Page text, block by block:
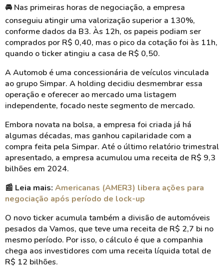
🚘 Nas primeiras horas de negociação, a empresa
conseguiu atingir uma valorização superior a 130%,
conforme dados da B3. Às 12h, os papeis podiam ser
comprados por R$ 0,40, mas o pico da cotação foi às 11h,
quando o ticker atingiu a casa de R$ 0,50.
A Automob é uma concessionária de veículos vinculada
ao grupo Simpar. A holding decidiu desmembrar essa
operação e oferecer ao mercado uma listagem
independente, focado neste segmento de mercado.
Embora novata na bolsa, a empresa foi criada já há
algumas décadas, mas ganhou capilaridade com a
compra feita pela Simpar. Até o último relatório trimestral
apresentado, a empresa acumulou uma receita de R$ 9,3
bilhões em 2024.
📰 Leia mais: Americanas (AMER3) libera ações para
negociação após período de lock-up
O novo ticker acumula também a divisão de automóveis
pesados da Vamos, que teve uma receita de R$ 2,7 bi no
mesmo período. Por isso, o cálculo é que a companhia
chega aos investidores com uma receita líquida total de
R$ 12 bilhões.